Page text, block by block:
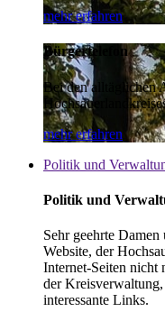
mehr erfahren
Bürgertelefon
Bei den alltäglichen
mehr erfahren
Politik und
Politik und
Sehr geehrte
Website, der
Internet-Seiten nicht
der
interessante Links.